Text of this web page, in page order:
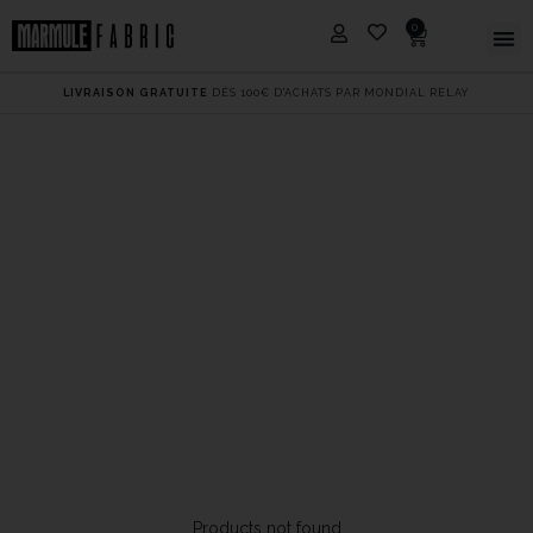
0
LIVRAISON GRATUITE DÈS 100€ D'ACHATS PAR MONDIAL RELAY
Products not found